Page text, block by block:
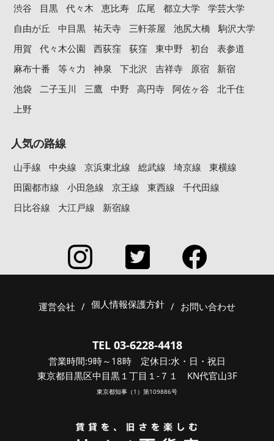
渋谷 目黒 代々木 恵比寿 広尾 都立大学
学芸大学
自由が丘
中目黒 祐天寺 三軒茶屋 池尻大橋
駒沢大学
用賀
代々木公園 西荻窪 荻窪 東中野 初台
表参道
麻布十番
等々力 神泉 下北沢 吉祥寺 原宿
新宿
池袋
二子玉川 三鷹 中野 高円寺 阿佐ヶ谷
北千住
上野
人気の路線
山手線 中央線 京浜東北線 総武線 埼京線
東横線
田園都市線
小田急線 京王線 東西線
千代田線
日比谷線
大江戸線 新宿線
運営会社 / 個人情報保護方針 / お問い合わせ
TEL 03-6228-4418
営業時間:9時～18時 定休日:水・日・祝日
東京都目黒区中目黒１丁目１-７１ KN代官山3F
東京都知事（1）第109886号